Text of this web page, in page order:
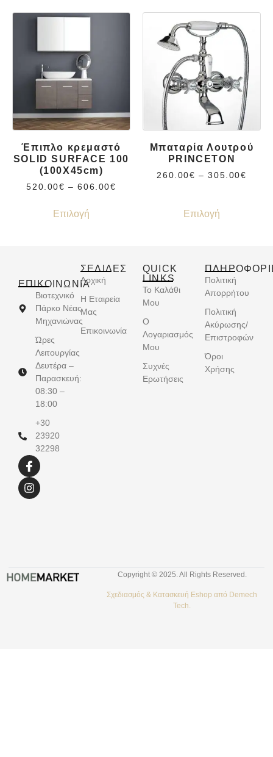
Έπιπλο κρεμαστό
SOLID SURFACE 100
(100X45cm)
520.00€ – 606.00€
Επιλογή
Μπαταρία Λουτρού
PRINCETON
260.00€ – 305.00€
Επιλογή
ΕΠΙΚΟΙΝΩΝΊΑ
Βιοτεχνικό
Πάρκο Νέας
Μηχανιώνας
Ώρες
Λειτουργίας
Δευτέρα –
Παρασκευή:
08:30 –
18:00
+30
23920
32298
ΣΕΛΙΔΕΣ
Αρχική
Η Εταιρεία
Μας
Επικοινωνία
QUICK
LINKS
Το Καλάθι
Μου
Ο
Λογαριασμός
Μου
Συχνές
Ερωτήσεις
Πολιτική
Απορρήτου
Πολιτική
Ακύρωσης/
Επιστροφών
Όροι
Χρήσης
Copyright © 2025. All Rights Reserved.
Σχεδιασμός & Κατασκευή Eshop από Demech
Tech.